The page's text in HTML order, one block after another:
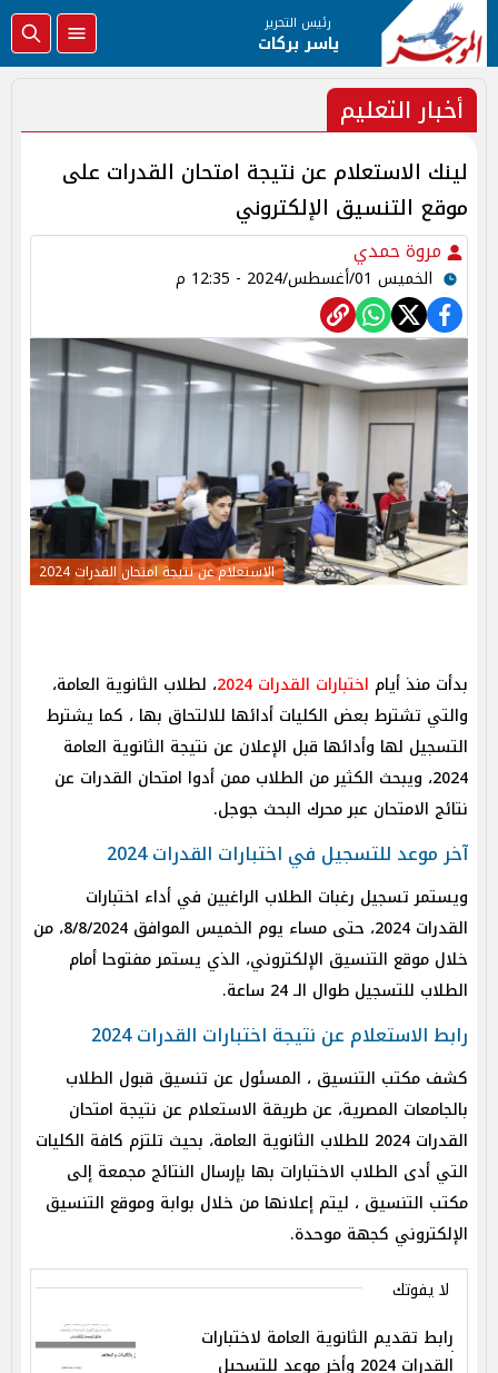
رئيس التحرير
ياسر بركات
أخبار التعليم
لينك الاستعلام عن نتيجة امتحان القدرات على
موقع التنسيق الإلكتروني
مروة حمدي
الخميس 01/أغسطس/2024 - 12:35 م
الاستعلام عن نتيجة امتحان القدرات 2024
بدأت منذ أيام اختبارات القدرات 2024
، لطلاب الثانوية العامة،
والتي تشترط بعض الكليات أدائها للالتحاق بها ، كما يشترط
التسجيل لها وأدائها قبل الإعلان عن نتيجة الثانوية العامة
2024، ويبحث الكثير من الطلاب ممن أدوا امتحان القدرات عن
نتائج الامتحان عبر محرك البحث جوجل.
آخر موعد للتسجيل في اختبارات القدرات 2024
ويستمر تسجيل رغبات الطلاب الراغبين في أداء اختبارات
القدرات 2024، حتى مساء يوم الخميس الموافق 8/8/2024، من
خلال موقع التنسيق الإلكتروني، الذي يستمر مفتوحا أمام
الطلاب للتسجيل طوال الـ 24 ساعة.
رابط الاستعلام عن نتيجة اختبارات القدرات 2024
كشف مكتب التنسيق ، المسئول عن تنسيق قبول الطلاب
بالجامعات المصرية، عن طريقة الاستعلام عن نتيجة امتحان
القدرات 2024 للطلاب الثانوية العامة، بحيث تلتزم كافة الكليات
التي أدى الطلاب الاختبارات بها بإرسال النتائج مجمعة إلى
مكتب التنسيق ، ليتم إعلانها من خلال بوابة وموقع التنسيق
الإلكتروني كجهة موحدة.
لا يفوتك
رابط تقديم الثانوية العامة لاختبارات
القدرات 2024 وأخر موعد للتسجيل